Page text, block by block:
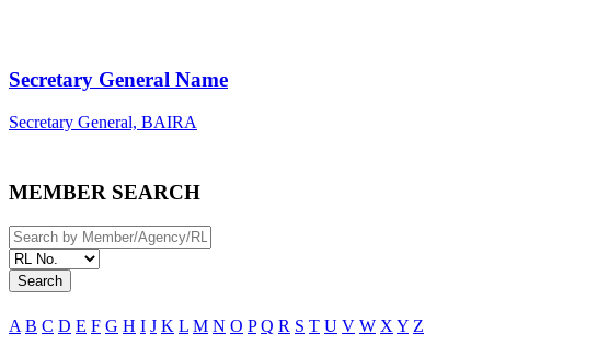
Secretary General Name
Secretary General, BAIRA
MEMBER SEARCH
Search
A B C D E F G H I J K L M N O P Q R S T U V W X Y Z